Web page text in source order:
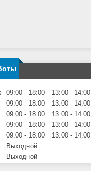
09:00 18:00 13:00
14:00
09:00 18:00 13:00
14:00
09:00 18:00 13:00
14:00
09:00 18:00 13:00
14:00
09:00 18:00 13:00
14:00
Выходной
Выходной